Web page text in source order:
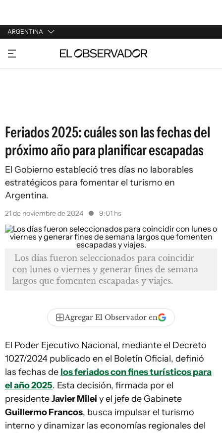
ARGENTINA
URUGUAY
ARGENTINA
Feriados 2025: cuáles son las fechas del
próximo año para planificar escapadas
El Gobierno estableció tres días no laborables
estratégicos para fomentar el turismo en
Argentina.
21 de noviembre de 2024 9:01 hs
Los días fueron seleccionados para coincidir
con lunes o viernes y generar fines de semana
largos que fomenten escapadas y viajes.
Agregar El Observador en
El Poder Ejecutivo Nacional, mediante el Decreto
1027/2024 publicado en el Boletín Oficial, definió
las fechas de los feriados con fines turísticos para
el año 2025. Esta decisión, firmada por el
presidenteJavier Milei y el jefe de Gabinete
Guillermo Francos, busca impulsar el turismo
interno y dinamizar las economías regionales del